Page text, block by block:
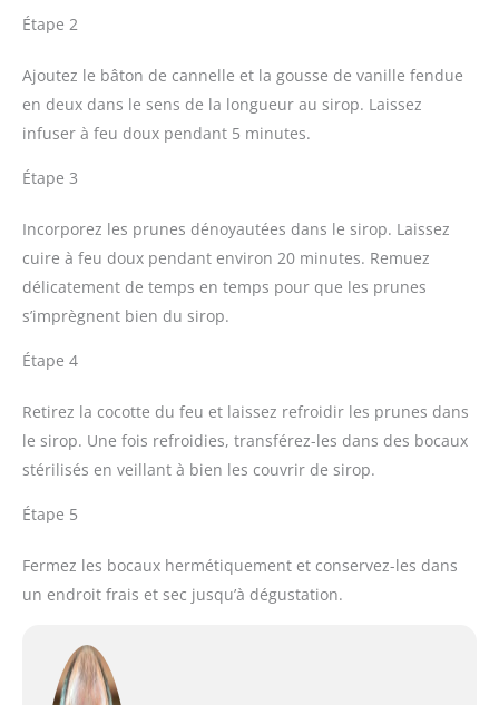
Étape 2
Ajoutez le bâton de cannelle et la gousse de vanille fendue
en deux dans le sens de la longueur au sirop. Laissez
infuser à feu doux pendant 5 minutes.
Étape 3
Incorporez les prunes dénoyautées dans le sirop. Laissez
cuire à feu doux pendant environ 20 minutes. Remuez
délicatement de temps en temps pour que les prunes
s’imprègnent bien du sirop.
Étape 4
Retirez la cocotte du feu et laissez refroidir les prunes dans
le sirop. Une fois refroidies, transférez-les dans des bocaux
stérilisés en veillant à bien les couvrir de sirop.
Étape 5
Fermez les bocaux hermétiquement et conservez-les dans
un endroit frais et sec jusqu’à dégustation.